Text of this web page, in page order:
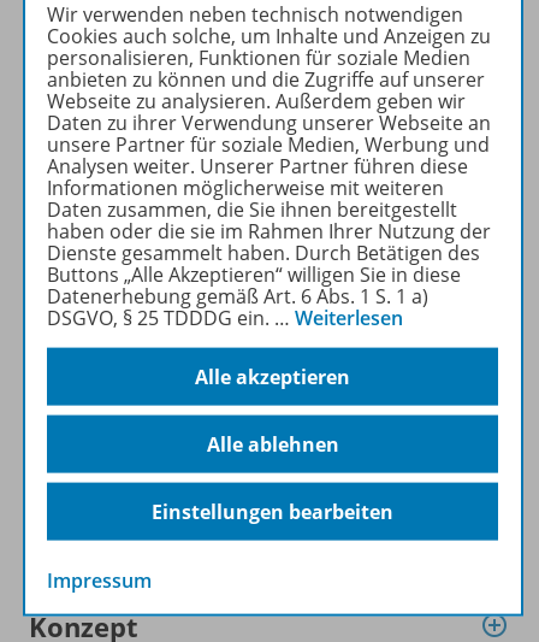
SteckLÜK
Zur Übersicht
Konzept
Wir verwenden neben technisch notwendigen
Cookies auch solche, um Inhalte und Anzeigen zu
personalisieren, Funktionen für soziale Medien
anbieten zu können und die Zugriffe auf unserer
Webseite zu analysieren. Außerdem geben wir
Daten zu ihrer Verwendung unserer Webseite an
unsere Partner für soziale Medien, Werbung und
Analysen weiter. Unserer Partner führen diese
Informationen möglicherweise mit weiteren
Daten zusammen, die Sie ihnen bereitgestellt
haben oder die sie im Rahmen Ihrer Nutzung der
Dienste gesammelt haben. Durch Betätigen des
Buttons „Alle Akzeptieren“ willigen Sie in diese
Datenerhebung gemäß Art. 6 Abs. 1 S. 1 a)
DSGVO, § 25 TDDDG ein. … Weiterlesen
Alle akzeptieren
Alle ablehnen
Einstellungen bearbeiten
Impressum